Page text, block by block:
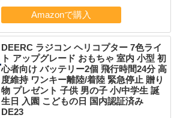
DEERC ラジコン ヘリコプター 7色ライ
ト アップグレード おもちゃ 室内 小型 初
心者向け バッテリー2個 飛行時間24分 高
度維持 ワンキー離陸/着陸 緊急停止 贈り
物 プレゼント 子供 男の子 小/中学生 誕
生日 入園 こどもの日 国内認証済み
DE23